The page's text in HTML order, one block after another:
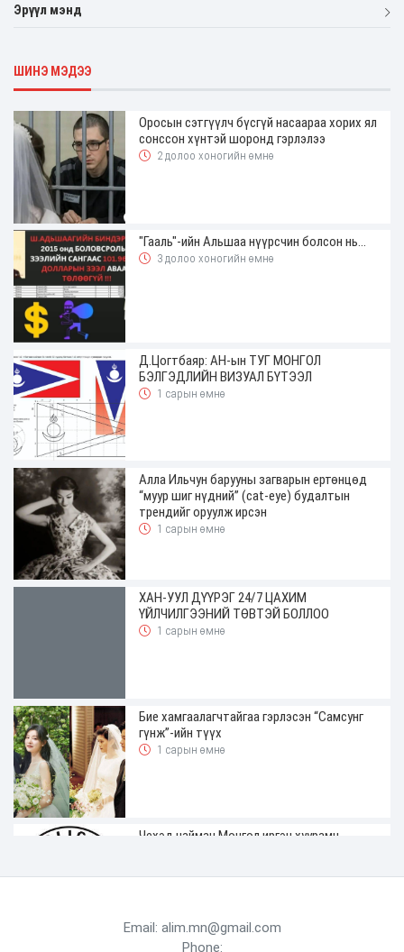
Эрүүл мэнд
ШИНЭ МЭДЭЭ
Оросын сэтгүүлч бүсгүй насаараа хорих ял
сонссон хүнтэй шоронд гэрлэлээ
2 долоо хоногийн өмнө
"Гааль"-ийн Альшаа нүүрсчин болсон нь...
3 долоо хоногийн өмнө
Д.Цогтбаяр: АН-ын ТУГ МОНГОЛ
БЭЛГЭДЛИЙН ВИЗУАЛ БҮТЭЭЛ
1 сарын өмнө
Алла Ильчун барууны загварын ертөнцөд
“муур шиг нүдний” (cat-eye) будалтын
трендийг оруулж ирсэн
1 сарын өмнө
ХАН-УУЛ ДҮҮРЭГ 24/7 ЦАХИМ
ҮЙЛЧИЛГЭЭНИЙ ТӨВТЭЙ БОЛЛОО
1 сарын өмнө
Бие хамгаалагчтайгаа гэрлэсэн “Самсунг
гүнж”-ийн түүх
1 сарын өмнө
Чехэд найман Монгол иргэн хуурамч
Email: alim.mn@gmail.com
Phone: